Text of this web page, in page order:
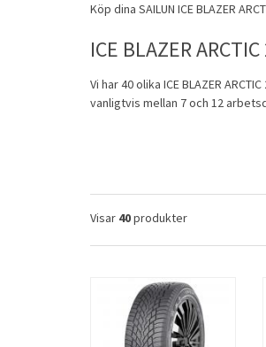
Köp dina SAILUN ICE BLAZER
ICE BLAZER
Vi har 40 olika ICE BLAZER
vanligtvis mellan 7 och 12
Visar 40produkter